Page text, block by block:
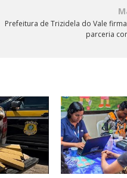
Prefeitura de Trizidela do Vale
parceria